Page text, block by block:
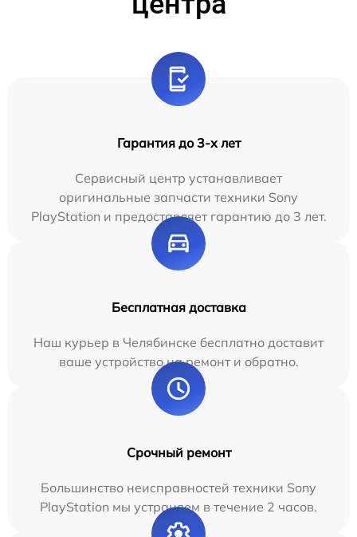
Гарантия до 3-х лет
Сервисный центр устанавливает
оригинальные запчасти техники Sony
PlayStation и предоставляет гарантию до 3 лет.
Бесплатная доставка
Наш курьер в Челябинске бесплатно доставит
ваше устройство на ремонт и обратно.
Срочный ремонт
Большинство неисправностей техники Sony
PlayStation мы устраняем в течение 2 часов.